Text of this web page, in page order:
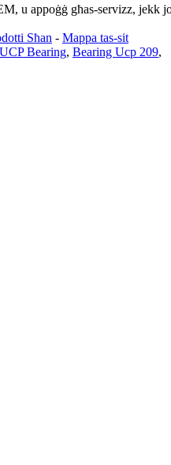
u appoġġ għas-servizz, jekk
Sħan - Mappa tas-sit
UCP Bearing, Bearing Ucp 209,